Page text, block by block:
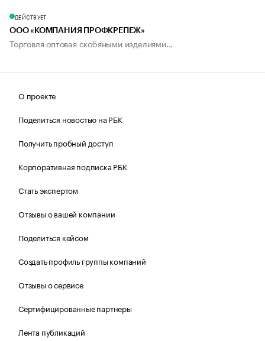
ДЕЙСТВУЕТ
ООО «КОМПАНИЯ ПРОФКРЕПЕЖ»
Торговля оптовая скобяными изделиями...
О проекте
Поделиться новостью на РБК
Получить пробный доступ
Корпоративная подписка РБК
Стать экспертом
Отзывы о вашей компании
Поделиться кейсом
Создать профиль группы компаний
Отзывы о сервисе
Сертифицированные партнеры
Лента публикаций